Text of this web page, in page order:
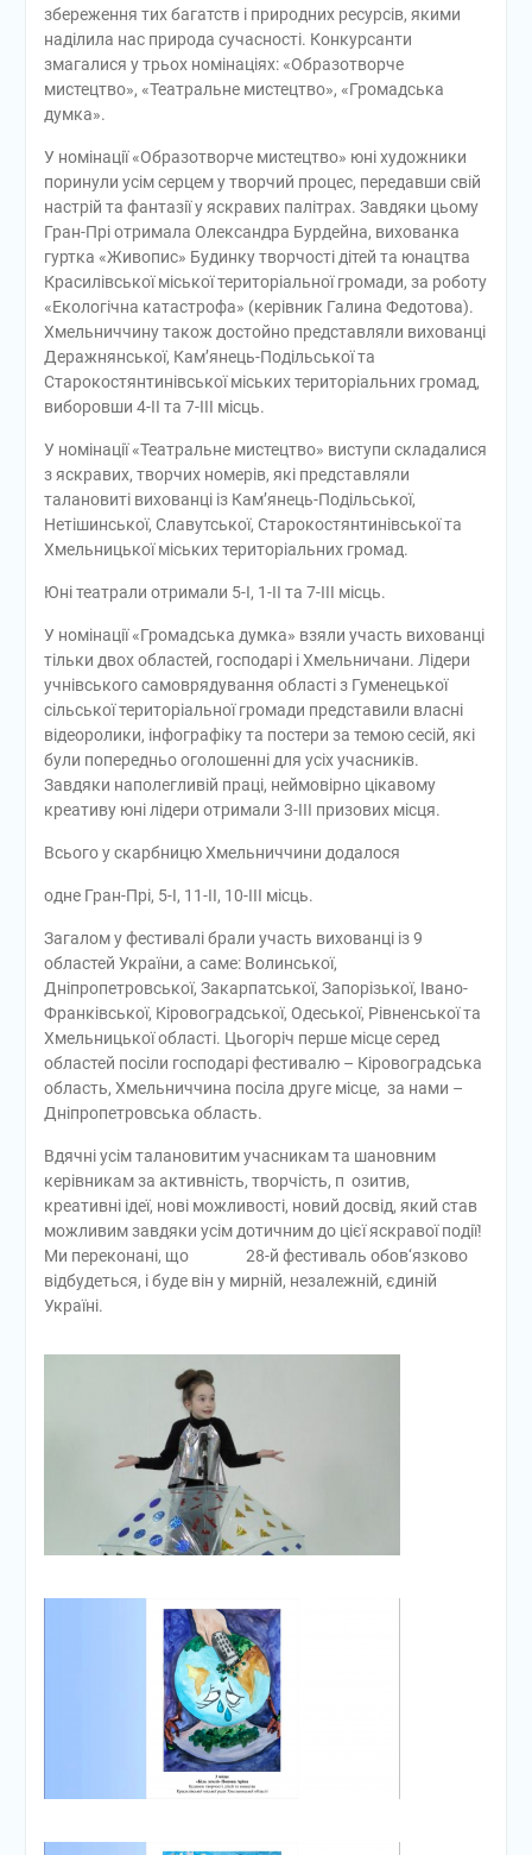
збереження тих багатств і природних ресурсів, якими
наділила нас природа сучасності. Конкурсанти
змагалися у трьох номінаціях: «Образотворче
мистецтво», «Театральне мистецтво», «Громадська
думка».
У номінації «Образотворче мистецтво» юні художники
поринули усім серцем у творчий процес, передавши свій
настрій та фантазії у яскравих палітрах. Завдяки цьому
Гран-Прі отримала Олександра Бурдейна, вихованка
гуртка «Живопис» Будинку творчості дітей та юнацтва
Красилівської міської територіальної громади, за роботу
«Екологічна катастрофа» (керівник Галина Федотова).
Хмельниччину також достойно представляли вихованці
Деражнянської, Кам’янець-Подільської та
Старокостянтинівської міських територіальних громад,
виборовши 4-ІІ та 7-ІІІ місць.
У номінації «Театральне мистецтво» виступи складалися
з яскравих, творчих номерів, які представляли
талановиті вихованці із Кам’янець-Подільської,
Нетішинської, Славутської, Старокостянтинівської та
Хмельницької міських територіальних громад.
Юні театрали отримали 5-І, 1-ІІ та 7-ІІІ місць.
У номінації «Громадська думка» взяли участь вихованці
тільки двох областей, господарі і Хмельничани. Лідери
учнівського самоврядування області з Гуменецької
сільської територіальної громади представили власні
відеоролики, інфографіку та постери за темою сесій, які
були попередньо оголошенні для усіх учасників.
Завдяки наполегливій праці, неймовірно цікавому
креативу юні лідери отримали 3-ІІІ призових місця.
Всього у скарбницю Хмельниччини додалося
одне Гран-Прі, 5-І, 11-ІІ, 10-ІІІ місць.
Загалом у фестивалі брали участь вихованці із 9
областей України, а саме: Волинської,
Дніпропетровської, Закарпатської, Запорізької, Івано-
Франківської, Кіровоградської, Одеської, Рівненської та
Хмельницької області. Цьогоріч перше місце серед
областей посіли господарі фестивалю – Кіровоградська
область, Хмельниччина посіла друге місце, за нами –
Дніпропетровська область.
Вдячні усім талановитим учасникам та шановним
керівникам за активність, творчість, п озитив,
креативні ідеї, нові можливості, новий досвід, який став
можливим завдяки усім дотичним до цієї яскравої події!
Ми переконані, що 28-й фестиваль обов‘язково
відбудеться, і буде він у мирній, незалежній, єдиній
Україні.